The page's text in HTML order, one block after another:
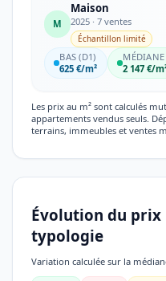
M
Maison
2025 · 7 ventes
Échantillon limité
BAS (D1)
625 €/m²
2 147 €/
Les prix au m² sont calculés
appartements vendus seuls.
terrains, immeubles et ventes
Évolution du prix
typologie
Variation calculée sur la